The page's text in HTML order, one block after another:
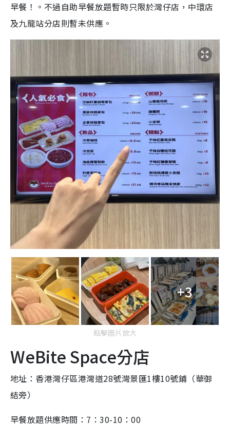
早餐！。不過自助早餐放題暫時只限於灣仔店，中環店
及九龍站分店則暫未供應。
+3
點擊圖片放大
WeBite Space分店
地址：香港灣仔區港灣道28號灣景匯1樓10號鋪（華御
結旁）
早餐放題供應時間：7：30-10：00